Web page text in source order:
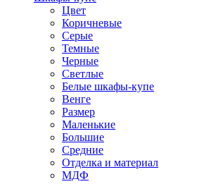
Цвет
Коричневые
Серые
Темные
Черные
Светлые
Белые шкафы-купе
Венге
Размер
Маленькие
Большие
Средние
Отделка и материал
МДФ